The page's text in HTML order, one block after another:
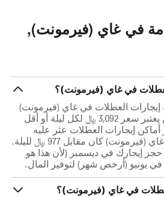
في غاي (فيرمونت),
في غاي (فيرمونت)؟
إيجارات العطلات في غاي (فيرمونت)
3,166 ﷼ لكل ليلة ، ولكن يعتبر سعر 3,092 ﷼ لكل ليلة أو أقل
إيجارات العطلات عثر عليه
المستخدمون مؤخراً في غاي (فيرمونت) كان مقابل 977 ﷼ لليلة.
إيجارك في ديسمبر (لأن هذا هو
في يونيو (أرخص شهر) لتوفير المال.
في غاي (فيرمونت)؟